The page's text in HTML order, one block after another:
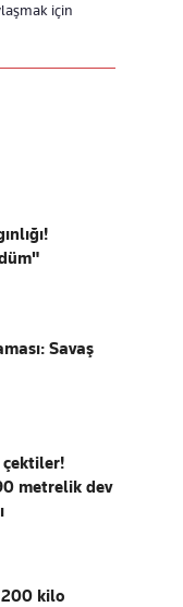
için
Savaş
çektiler!
metrelik dev
200 kilo